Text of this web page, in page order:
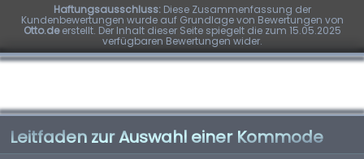
Haftungsausschluss:Diese Zusammenfassung der
Kundenbewertungen wurde auf Grundlage von Bewertungen von
Otto.deerstellt. Der Inhalt dieser Seite spiegelt die zum 15.05.2025
verfügbaren Bewertungen wider.
Leitfaden zur Auswahl einer Kommode